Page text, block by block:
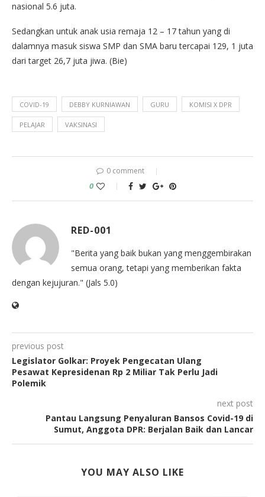
nasional 5.6 juta.
Sedangkan untuk anak usia remaja 12 – 17 tahun yang di
dalamnya masuk siswa SMP dan SMA baru tercapai 129, 1 juta
dari target 26,7 juta jiwa. (Bie)
COVID-19 DEBBY KURNIAWAN GURU KOMISI X DPR
PELAJAR VAKSINASI
0 comment
0
RED-001
"Berita yang baik bukan yang menggembirakan
semua orang, tetapi yang memberikan fakta
dengan kejujuran." (Jals 5.0)
previous post
Legislator Golkar: Proyek Pengecatan Ulang
Pesawat Kepresidenan Rp 2 Miliar Tak Perlu Jadi
Polemik
next post
Pantau Langsung Penyaluran Bansos Covid-19 di
Sumut, Anggota DPR: Berjalan Baik dan Lancar
YOU MAY ALSO LIKE